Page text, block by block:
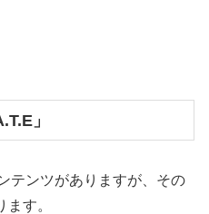
」
テンツがありますが、その
ます。